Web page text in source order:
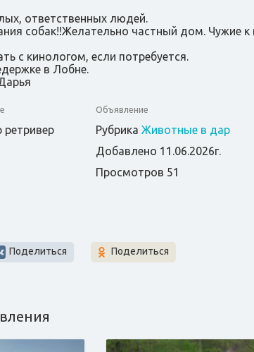
ответственных людей.
собак!!Желательно частный дом. Чужие к
с кинологом, если потребуется.
в Лобне.
Объявление
Рубрика Животные в дар
Добавлено 11.06.2026г.
Просмотров 51
Поделиться Поделиться